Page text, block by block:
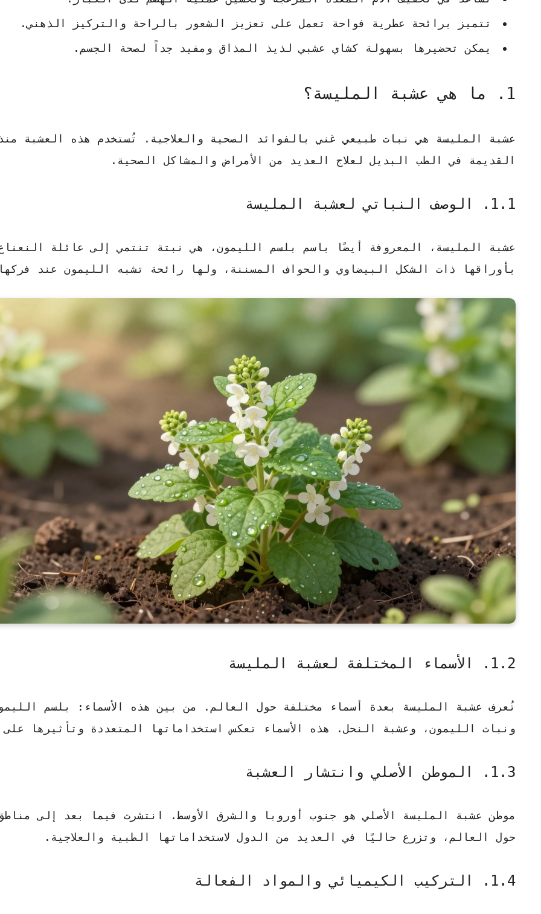
تتميز برائحة عطرية فواحة تعمل على تعزيز الشعور بالراحة والتركيز الذهني.
يمكن تحضيرها بسهولة كشاي عشبي لذيذ المذاق ومفيد جداً لصحة الجسم.
1. ما هي عشبة المليسة؟
عشبة المليسة هي نبات طبيعي غني بالفوائد الصحية والعلاجية. تُستخدم هذه العشبة
القديمة في الطب البديل لعلاج العديد من الأمراض والمشاكل الصحية.
1.1. الوصف النباتي لعشبة المليسة
عشبة المليسة، المعروفة أيضًا باسم بلسم الليمون، هي نبتة تنتمي إلى عائلة
بأوراقها ذات الشكل البيضاوي والحواف المسننة، ولها رائحة تشبه الليمون عند
1.2. الأسماء المختلفة لعشبة المليسة
تُعرف عشبة المليسة بعدة أسماء مختلفة حول العالم. من بين هذه الأسماء: بلسم
ونبات الليمون، وعشبة النحل. هذه الأسماء تعكس استخداماتها المتعددة وتأثيرها
1.3. الموطن الأصلي وانتشار العشبة
موطن عشبة المليسة الأصلي هو جنوب أوروبا والشرق الأوسط. انتشرت فيما بعد إلى
حول العالم، وتزرع حاليًا في العديد من الدول لاستخداماتها الطبية والعلاجية.
1.4. التركيب الكيميائي والمواد الفعالة